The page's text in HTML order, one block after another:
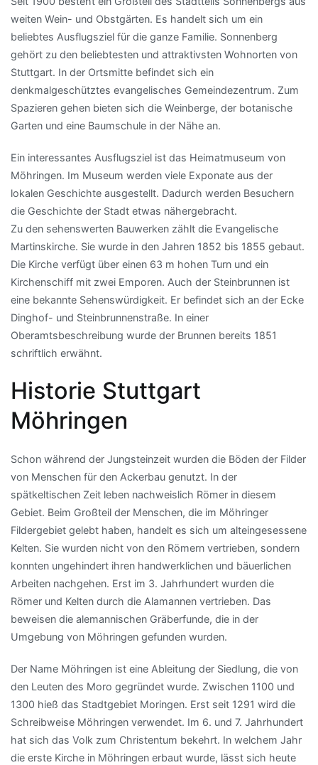
weiten Wein- und Obstgärten. Es handelt sich um ein
beliebtes Ausflugsziel für die ganze Familie. Sonnenberg
gehört zu den beliebtesten und attraktivsten Wohnorten von
Stuttgart. In der Ortsmitte befindet sich ein
denkmalgeschütztes evangelisches Gemeindezentrum. Zum
Spazieren gehen bieten sich die Weinberge, der botanische
Garten und eine Baumschule in der Nähe an.
Ein interessantes Ausflugsziel ist das Heimatmuseum von
Möhringen. Im Museum werden viele Exponate aus der
lokalen Geschichte ausgestellt. Dadurch werden Besuchern
die Geschichte der Stadt etwas nähergebracht.
Zu den sehenswerten Bauwerken zählt die Evangelische
Martinskirche. Sie wurde in den Jahren 1852 bis 1855 gebaut.
Die Kirche verfügt über einen 63 m hohen Turn und ein
Kirchenschiff mit zwei Emporen. Auch der Steinbrunnen ist
eine bekannte Sehenswürdigkeit. Er befindet sich an der Ecke
Dinghof- und Steinbrunnenstraße. In einer
Oberamtsbeschreibung wurde der Brunnen bereits 1851
schriftlich erwähnt.
Historie Stuttgart
Möhringen
Schon während der Jungsteinzeit wurden die Böden der Filder
von Menschen für den Ackerbau genutzt. In der
spätkeltischen Zeit leben nachweislich Römer in diesem
Gebiet. Beim Großteil der Menschen, die im Möhringer
Fildergebiet gelebt haben, handelt es sich um alteingesessene
Kelten. Sie wurden nicht von den Römern vertrieben, sondern
konnten ungehindert ihren handwerklichen und bäuerlichen
Arbeiten nachgehen. Erst im 3. Jahrhundert wurden die
Römer und Kelten durch die Alamannen vertrieben. Das
beweisen die alemannischen Gräberfunde, die in der
Umgebung von Möhringen gefunden wurden.
Der Name Möhringen ist eine Ableitung der Siedlung, die von
den Leuten des Moro gegründet wurde. Zwischen 1100 und
1300 hieß das Stadtgebiet Moringen. Erst seit 1291 wird die
Schreibweise Möhringen verwendet. Im 6. und 7. Jahrhundert
hat sich das Volk zum Christentum bekehrt. In welchem Jahr
die erste Kirche in Möhringen erbaut wurde, lässt sich heute